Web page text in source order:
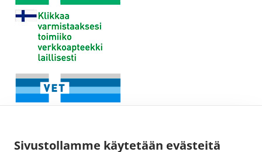
Sivustollamme käytetään evästeitä